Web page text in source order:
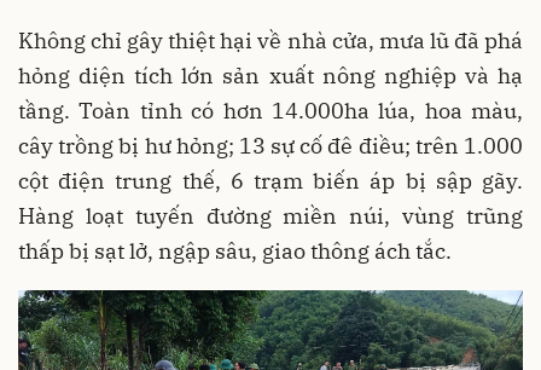
Không chỉ gây thiệt hại về nhà cửa, mưa lũ đã phá
hỏng diện tích lớn sản xuất nông nghiệp và hạ
tầng. Toàn tỉnh có hơn 14.000ha lúa, hoa màu,
cây trồng bị hư hỏng; 13 sự cố đê điều; trên 1.000
cột điện trung thế, 6 trạm biến áp bị sập gãy.
Hàng loạt tuyến đường miền núi, vùng trũng
thấp bị sạt lở, ngập sâu, giao thông ách tắc.